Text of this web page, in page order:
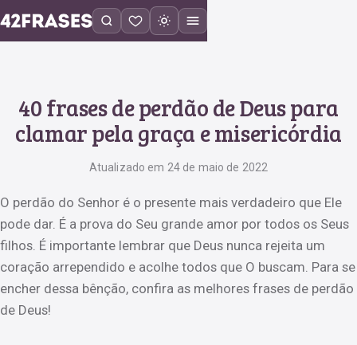
40 frases de perdão de Deus para
clamar pela graça e misericórdia
Atualizado em 24 de maio de 2022
O perdão do Senhor é o presente mais verdadeiro que Ele
pode dar. É a prova do Seu grande amor por todos os Seus
filhos. É importante lembrar que Deus nunca rejeita um
coração arrependido e acolhe todos que O buscam. Para se
encher dessa bênção, confira as melhores frases de perdão
de Deus!